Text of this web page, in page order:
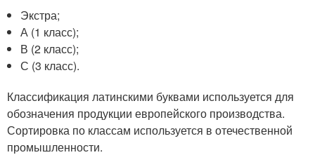
Экстра;
А (1 класс);
В (2 класс);
С (3 класс).
Классификация латинскими буквами используется для
обозначения продукции европейского производства.
Сортировка по классам используется в отечественной
промышленности.